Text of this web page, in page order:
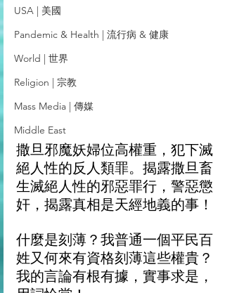
USA | 美國
Pandemic & Health | 流行病 & 健康
World | 世界
Religion | 宗教
Mass Media | 傳媒
Middle East
撒旦邪魔妖婦位高權重，犯下滅
絕人性的反人類罪。揭露撒旦畜
生滅絕人性的邪惡罪行，警惡懲
奸，揭露真相是天經地義的事！
什麼是刻薄？我普通一個平民百
姓又何來有資格刻薄這些權貴？
我的言論有根有據，實事求是，